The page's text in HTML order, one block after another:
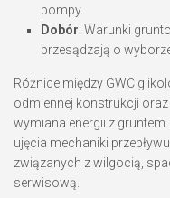
pompy.
Dobór: Warunki
przesądzają o
Różnice między GWC
odmiennej konstrukcji
wymiana energii z
ujęcia mechaniki
związanych z wilgocią,
serwisową.